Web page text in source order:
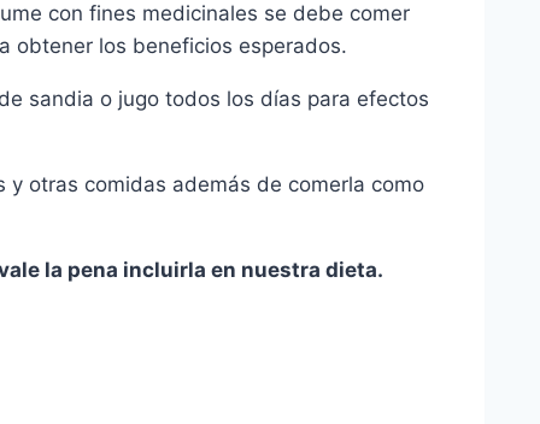
con fines medicinales se debe comer
obtener los beneficios esperados.
sandia o jugo todos los dí­as para efectos
y otras comidas además de comerla como
la pena incluirla en nuestra dieta.